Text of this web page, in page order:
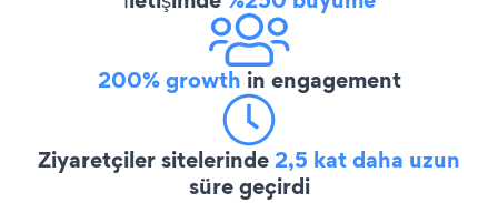
200% growth in engagement
Ziyaretçiler sitelerinde2,5 kat daha uzun
süre geçirdi